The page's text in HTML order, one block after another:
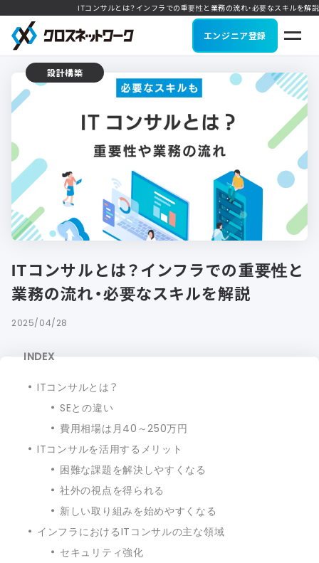
ITコンサルとは？インフラでの重要性と業務の流れ・必要なスキルを解説
エンジニア登録
設計構築
ITコンサルとは？インフラでの重要性と
業務の流れ・必要なスキルを解説
2025/04/28
INDEX
ITコンサルとは？
SEとの違い
費用相場は月40～250万円
ITコンサルを活用するメリット
困難な課題を解決しやすくなる
社外の視点を得られる
新しい取り組みを始めやすくなる
インフラにおけるITコンサルの主な領域
セキュリティ強化